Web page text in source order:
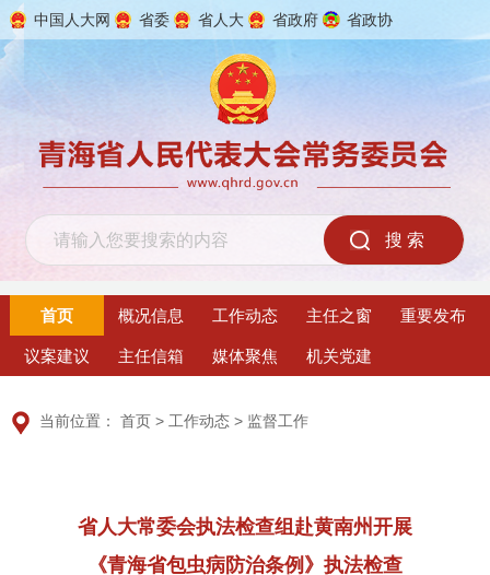
中国人大网 省委 省人大 省政府 省政协
首页 概况信息 工作动态 主任之窗 重要发布
议案建议 主任信箱 媒体聚焦 机关党建
当前位置：首页 >工作动态 > 监督工作
省人大常委会执法检查组赴黄南州开展
《青海省包虫病防治条例》执法检查